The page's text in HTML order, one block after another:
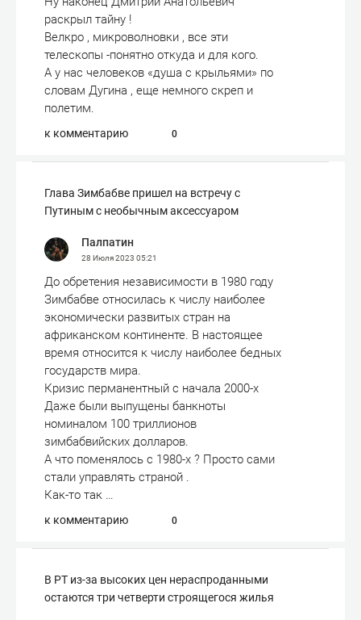
раскрыл тайну !
Велкро , микроволновки , все эти
телескопы -понятно откуда и для кого.
А у нас человеков «душа с крыльями» по
словам Дугина , еще немного скреп и
полетим.
к комментарию 0
Глава Зимбабве пришел на встречу с
Путиным с необычным аксессуаром
Палпатин
28 Июля 2023 05:21
До обретения независимости в 1980 году
Зимбабве относилась к числу наиболее
экономически развитых стран на
африканском континенте. В настоящее
время относится к числу наиболее бедных
государств мира.
Кризис перманентный с начала 2000-х
Даже были выпущены банкноты
номиналом 100 триллионов
зимбабвийских долларов.
А что поменялось с 1980-х ? Просто сами
стали управлять страной .
Как-то так …
к комментарию 0
В РТ из-за высоких цен нераспроданными
остаются три четверти строящегося жилья